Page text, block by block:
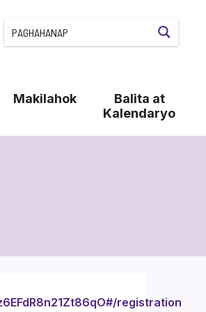
Makilahok
Balita at
Kalendaryo
registration